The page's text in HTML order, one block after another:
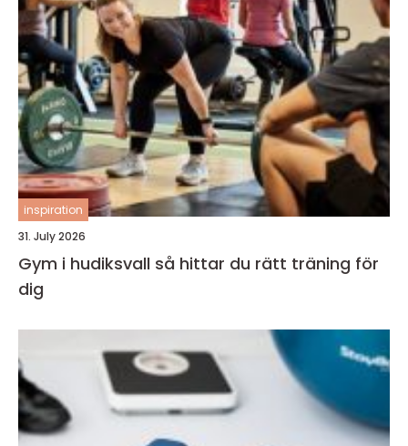
inspiration
31. July 2026
Gym i hudiksvall så hittar du rätt träning för
dig